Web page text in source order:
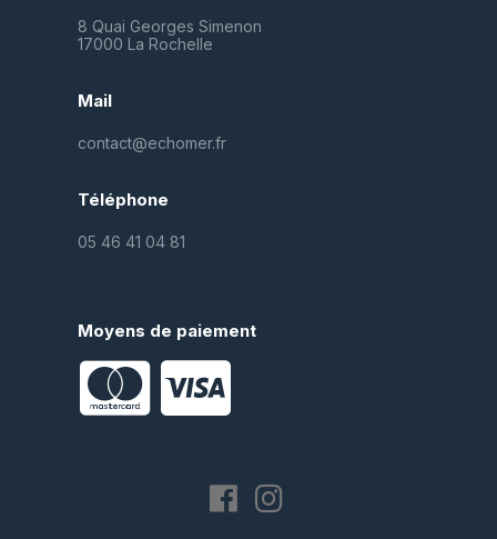
8 Quai Georges Simenon
17000 La Rochelle
Mail
contact@echomer.fr
Téléphone
05 46 41 04 81
Moyens de paiement